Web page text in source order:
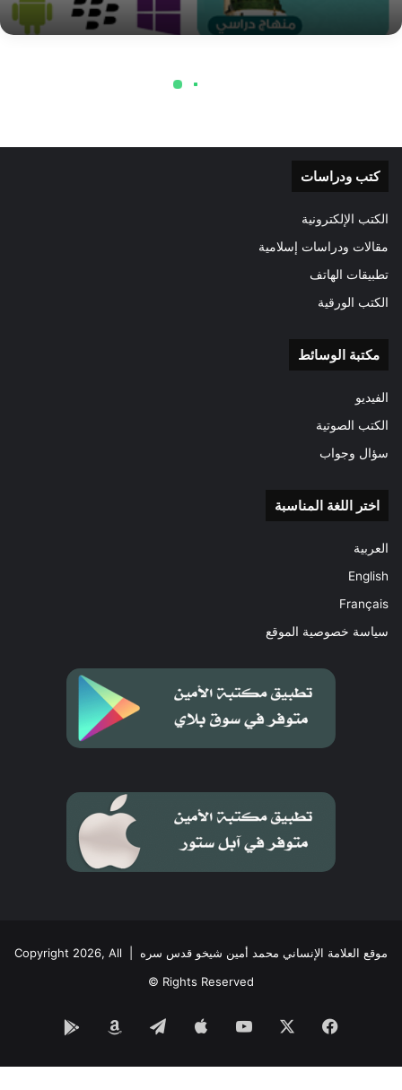
يُنجِح الخصماء في كيدهم، وهذا ما يتحدث به المنجمون للبشر عن
المكائد التي ينويها خصومهم، فالقرين بتلك الحالة يعمل على نقل
الذين اتَّخذوه قريناً، فما يقع ليس بتنجيم المنجمين، بل باستحقاق
أما المؤمنون فلا يقع عليهم ضرر نوايا
وخطط الخصوم، فإن كان الضحية
مستقيماً طاهراً لا ينجح الكائدون،
فاشلة.
كتب ودراسات
الكتب الإلكترونية
مقالات ودراسات إسلامية
تطبيقات الهاتف
الكتب الورقية
مكتبة الوسائط
الفيديو
الكتب الصوتية
سؤال وجواب
اختر اللغة المناسبة
العربية
English
Français
سياسة خصوصية الموقع
موقع العلامة الإنساني محمد أمين شيخو قدس سره
| Copyright 2026, All
Rights Reserved ©
فيسبوك ‫YouTube تيلقرام Amazon
Play